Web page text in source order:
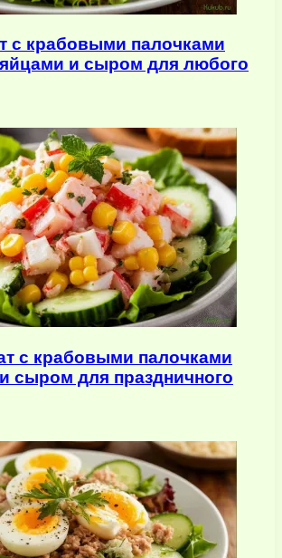
с крабовыми палочками
и сыром для любого
с крабовыми палочками
сыром для праздничного